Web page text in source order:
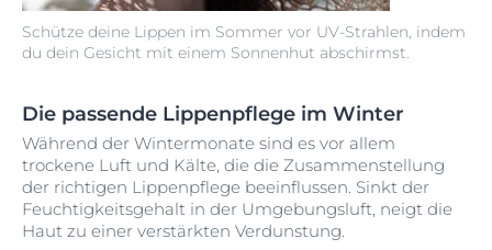
Schütze deine Lippen im Sommer vor UV-Strahlen, indem
du dein Gesicht mit einem Sonnenhut abschirmst.
Die passende Lippenpflege im Winter
Während der Wintermonate sind es vor allem
trockene Luft und Kälte, die die Zusammenstellung
der richtigen Lippenpflege beeinflussen. Sinkt der
Feuchtigkeitsgehalt in der Umgebungsluft, neigt die
Haut zu einer verstärkten Verdunstung.